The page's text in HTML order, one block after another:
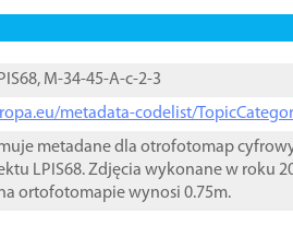
M-34-45-A-c-2-3
metadata-codelist/
metadane dla otrofotomap
LPIS68. Zdjęcia wykonane w roku
ortofotomapie wynosi 0.75m.